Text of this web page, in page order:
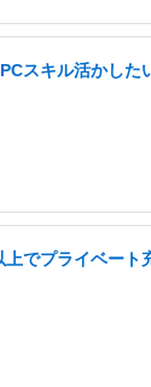
スキル活かした
でプライベー